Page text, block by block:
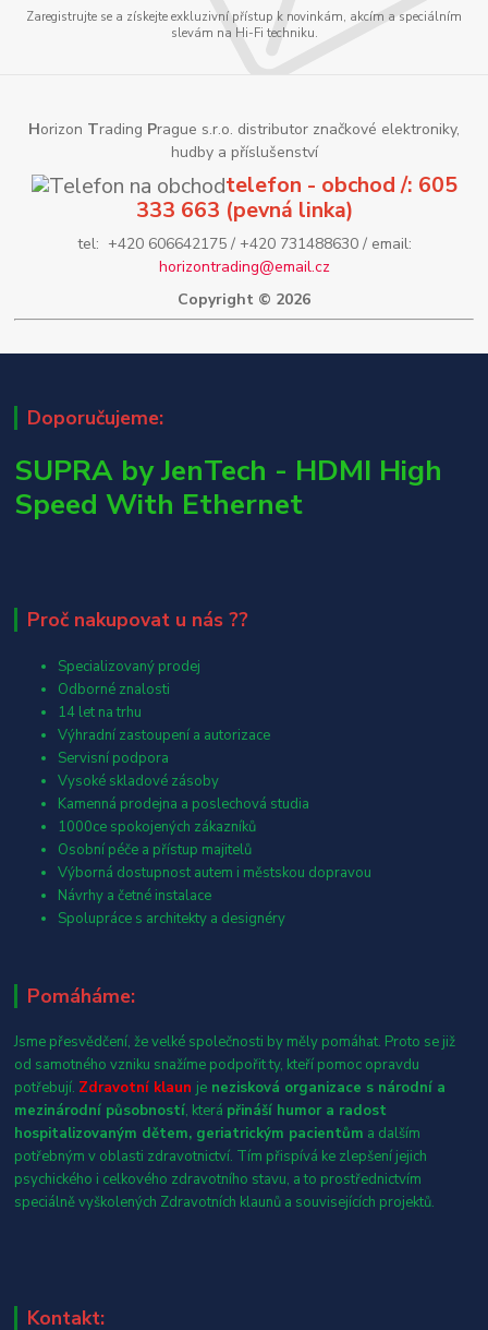
Zaregistrujte se a získejte exkluzivní přístup k novinkám, akcím a speciálním
slevám na Hi-Fi techniku.
Horizon Trading Prague s.r.o. distributor značkové elektroniky,
hudby a příslušenství
telefon - obchod /: 605
333 663 (pevná linka)
tel: +420 606642175 / +420 731488630 / email:
horizontrading@email.cz
Copyright © 2026
Doporučujeme:
SUPRA by JenTech - HDMI High
Speed With Ethernet
Proč nakupovat u nás ??
Specializovaný prodej
Odborné znalosti
14 let na trhu
Výhradní zastoupení a autorizace
Servisní podpora
Vysoké skladové zásoby
Kamenná prodejna a poslechová studia
1000ce spokojených zákazníků
Osobní péče a přístup majitelů
Výborná dostupnost autem i městskou dopravou
Návrhy a četné instalace
Spolupráce s architekty a designéry
Pomáháme:
Jsme přesvědčení, že velké společnosti by měly pomáhat. Proto se již
od samotného vzniku snažíme podpořit ty, kteří pomoc opravdu
potřebují. Zdravotní klaun je nezisková organizace s národní a
mezinárodní působností, která přináší humor a radost
hospitalizovaným dětem, geriatrickým pacientům a dalším
potřebným v oblasti zdravotnictví. Tím přispívá ke zlepšení jejich
psychického i celkového zdravotního stavu, a to prostřednictvím
speciálně vyškolených Zdravotních klaunů a souvisejících projektů.
Kontakt: